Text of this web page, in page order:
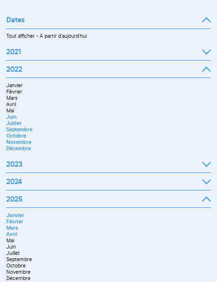
Dates
Tout afficher-À partir d'aujourd'hui
2021
Septembre
Octobre
Novembre
Décembre
2022
Janvier
Février
Mars
Avril
Mai
Juin
Juillet
Septembre
Octobre
Novembre
Décembre
2023
Janvier
Février
Mars
Avril
Septembre
Octobre
Novembre
Décembre
2024
Janvier
Février
Mars
Avril
Mai
Juin
Juillet
Septembre
Novembre
Décembre
2025
Janvier
Février
Mars
Avril
Mai
Juin
Juillet
Septembre
Octobre
Novembre
Décembre